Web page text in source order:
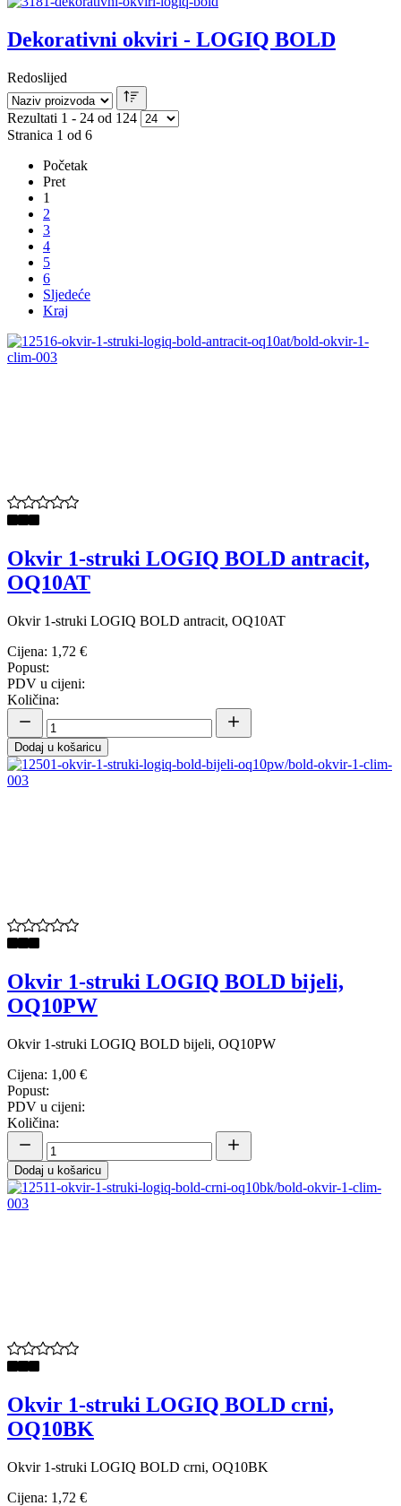
Dekorativni okviri - LOGIQ BOLD
Redoslijed
Rezultati 1 - 24 od 124
Stranica 1 od 6
Početak
Pret
1
2
3
4
5
6
Sljedeće
Kraj
Okvir 1-struki LOGIQ BOLD antracit,
OQ10AT
Okvir 1-struki LOGIQ BOLD antracit, OQ10AT
Cijena: 1,72 €
Popust:
PDV u cijeni:
Količina:
Dodaj u košaricu
Okvir 1-struki LOGIQ BOLD bijeli,
OQ10PW
Okvir 1-struki LOGIQ BOLD bijeli, OQ10PW
Cijena: 1,00 €
Popust:
PDV u cijeni:
Količina:
Dodaj u košaricu
Okvir 1-struki LOGIQ BOLD crni,
OQ10BK
Okvir 1-struki LOGIQ BOLD crni, OQ10BK
Cijena: 1,72 €